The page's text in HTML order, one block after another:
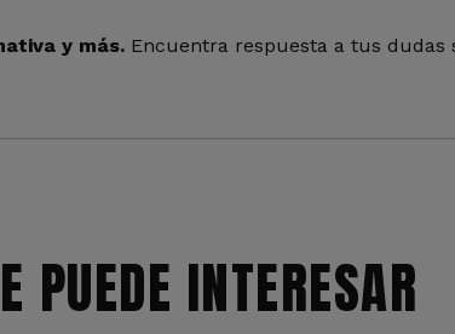
y más. Encuentra respuesta a tus dudas
PUEDE INTERESAR